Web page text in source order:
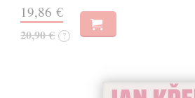
19,86 €
20,90 € ?